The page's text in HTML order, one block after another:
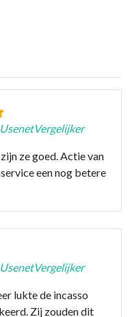
UsenetVergelijker
ze goed. Actie van
een nog betere
UsenetVergelijker
lukte de incasso
Zij zouden dit